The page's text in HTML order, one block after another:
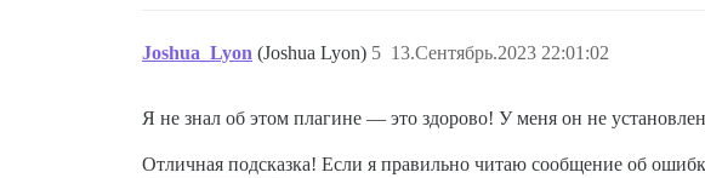
Joshua_Lyon (Joshua Lyon) 13.Сентябрь.2023 22:01:02
5
Я не знал об этом плагине — это здорово! У меня он не
Отличная подсказка! Если я правильно читаю сообщение об